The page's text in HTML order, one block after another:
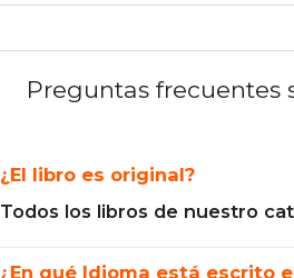
Preguntas frecuentes
¿El libro es original?
Todos los libros de nuestro
¿En qué Idioma está escrito